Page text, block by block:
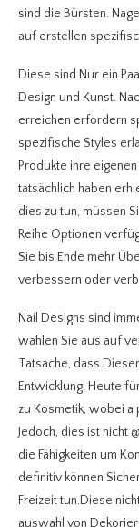
sind die Bürsten.
auf erstellen
Diese sind Nur ein
Design und Kunst.
erreichen erfordern
spezifische Styles
Produkte ihre
tatsächlich haben
dies zu tun, müssen
Reihe Optionen
Sie bis Ende mehr
verbessern oder
Nail Designs sind
wählen Sie aus auf
Tatsache, dass
Entwicklung. Heute
zu Kosmetik, wobei
Jedoch, dies ist nicht
die Fähigkeiten um
definitiv können
Freizeit tun.Diese
auswahl von